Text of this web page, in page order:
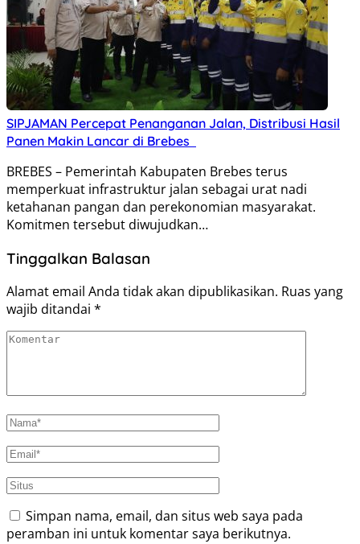
SIPJAMAN Percepat Penanganan Jalan, Distribusi Hasil
Panen Makin Lancar di Brebes
BREBES – Pemerintah Kabupaten Brebes terus
memperkuat infrastruktur jalan sebagai urat nadi
ketahanan pangan dan perekonomian masyarakat.
Komitmen tersebut diwujudkan…
Tinggalkan Balasan
Alamat email Anda tidak akan dipublikasikan. Ruas yang
wajib ditandai *
Simpan nama, email, dan situs web saya pada
peramban ini untuk komentar saya berikutnya.